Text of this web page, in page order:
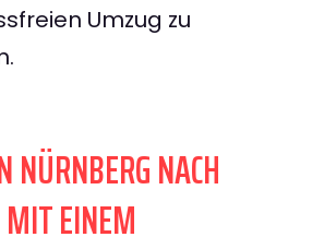
Umzug zu
NÜRNBERG NACH
EINEM